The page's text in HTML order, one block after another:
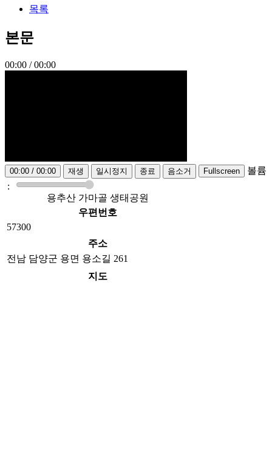
목록
본문
00:00 / 00:00
00:00 / 00:00 재생 일시정지 종료 음소거 Fullscreen
볼륨
:
용추산 가마골 생태공원
우편번호
57300
주소
전남 담양군 용면 용소길 261
지도